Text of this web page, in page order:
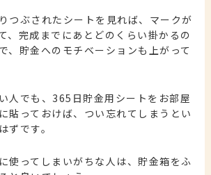
つぶされたシートを見れば、マークが
、完成までにあとどのくらい掛かるの
、貯金へのモチベーションも上がって
人でも、365日貯金用シートをお部屋
貼っておけば、つい忘れてしまうとい
ずです。
使ってしまいがちな人は、貯金箱をふ